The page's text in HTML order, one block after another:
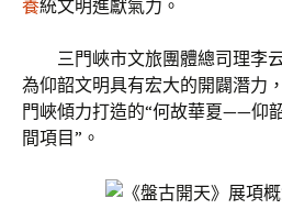
養統文明進獻氣力。
三門峽市文旅團體總司理李
為仰韶文明具有宏大的開闢潛力
門峽傾力打造的“何故華夏——仰
間項目”。